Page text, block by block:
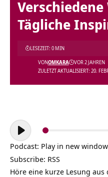
Verschiedene
Tägliche
ZULETZT AKTUALISIERT: 20.
VONOMKARA VOR 2 JAHREN
LESEZEIT: 0 MIN
Audio-
Player
Podcast: Play in new window
Subscribe: RSS
Höre eine kurze Lesung aus